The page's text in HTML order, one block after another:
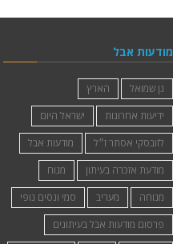
מודעות אבל
גן שמואל
הארץ
ידיעות אחרונות
ישראל היום
לזובסקי אסתר ז״ל
מודעות אבל
מודעת אזכרה בעיתון
מנוח
מנוחה
מעריב
סמי ונסים נופי
פרסום מודעות אבל בעיתונים